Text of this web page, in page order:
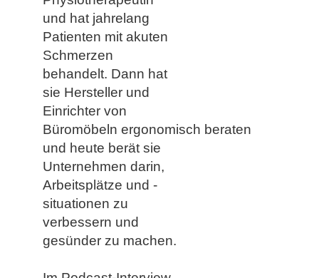
und hat jahrelang
Patienten mit akuten
Schmerzen
behandelt. Dann hat
sie Hersteller und
Einrichter von
Büromöbeln ergonomisch beraten
und heute berät sie
Unternehmen darin,
Arbeitsplätze und -
situationen zu
verbessern und
gesünder zu machen.